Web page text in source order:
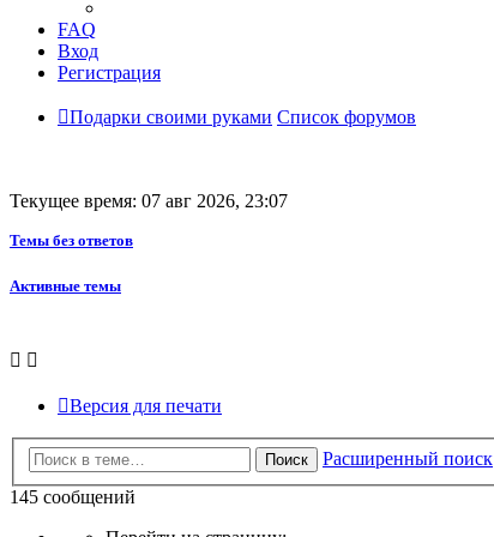
FAQ
Вход
Регистрация
Подарки своими руками Список форумов
Текущее время: 07 авг 2026, 23:07
Темы без ответов
Активные темы
Версия для печати
Поиск
Расширенный поиск
145 сообщений